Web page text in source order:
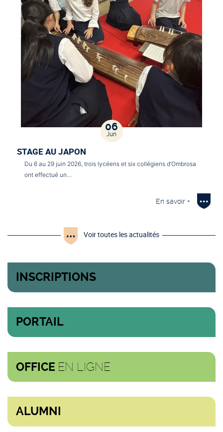
06
Jun
STAGE AU JAPON
Du 6 au 29 juin 2026, trois lycéens et six collégiens d’Ombrosa
ont effectué un…
En savoir +
Voir toutes les actualités
INSCRIPTIONS
PORTAIL
OFFICE EN LIGNE
ALUMNI